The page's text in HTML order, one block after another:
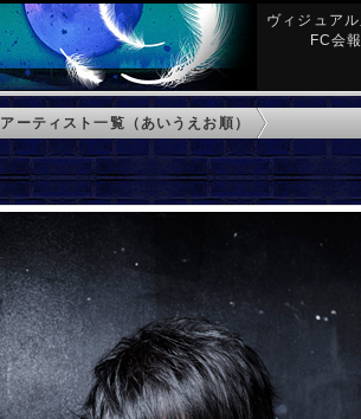
ヴィジュア
FC会
アーティスト一覧（あいうえお順）